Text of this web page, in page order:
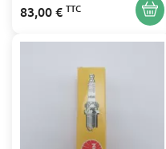
83,00 € TTC